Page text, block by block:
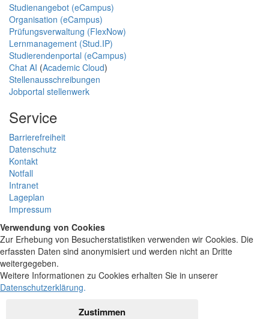
Studienangebot (eCampus)
Organisation (eCampus)
Prüfungsverwaltung (FlexNow)
Lernmanagement (Stud.IP)
Studierendenportal (eCampus)
Chat AI (Academic Cloud)
Stellenausschreibungen
Jobportal stellenwerk
Service
Barrierefreiheit
Datenschutz
Kontakt
Notfall
Intranet
Lageplan
Impressum
Verwendung von Cookies
Zur Erhebung von Besucherstatistiken verwenden wir Cookies. Die
erfassten Daten sind anonymisiert und werden nicht an Dritte
weitergegeben.
Weitere Informationen zu Cookies erhalten Sie in unserer
Datenschutzerklärung.
Zustimmen